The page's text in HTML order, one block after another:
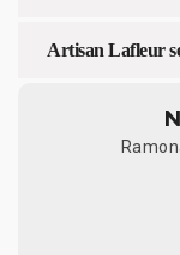
Artisan Lafleur